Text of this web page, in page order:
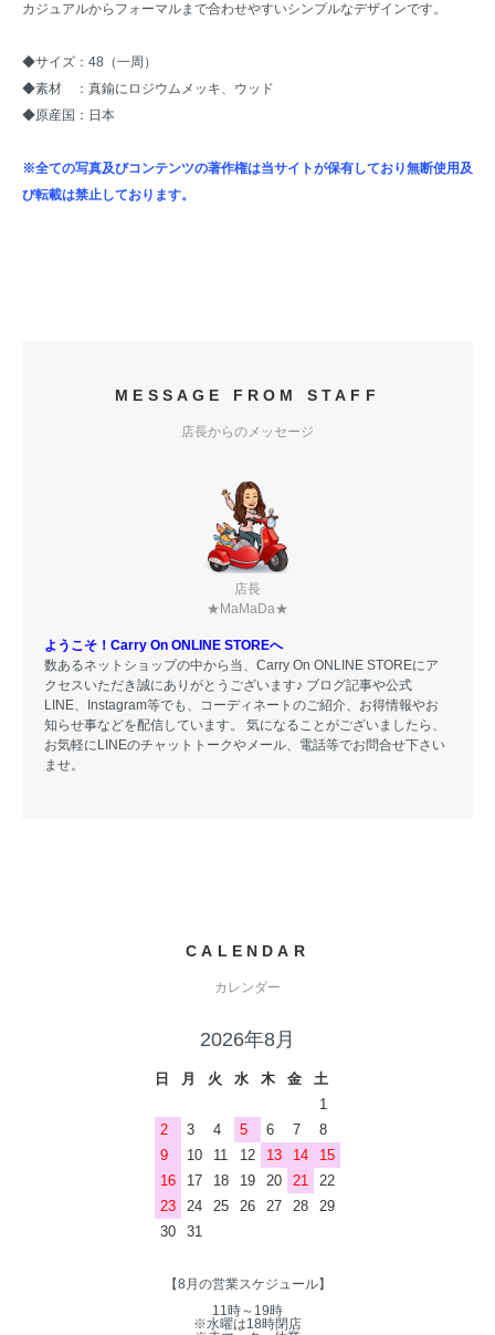
カジュアルからフォーマルまで合わせやすいシンプルなデザインです。
◆サイズ：48（一周）
◆素材 ：真鍮にロジウムメッキ、ウッド
◆原産国：日本
※全ての写真及びコンテンツの著作権は当サイトが保有しており無断使用及
び転載は禁止しております。
MESSAGE FROM STAFF
店長からのメッセージ
店長
★MaMaDa★
ようこそ！Carry On ONLINE STOREへ
数あるネットショップの中から当、Carry On ONLINE STOREにア
クセスいただき誠にありがとうございます♪ ブログ記事や公式
LINE、Instagram等でも、コーディネートのご紹介、お得情報やお
知らせ事などを配信しています。 気になることがございましたら、
お気軽にLINEのチャットトークやメール、電話等でお問合せ下さい
ませ。
CALENDAR
カレンダー
2026年8月
日 月 火 水 木 金
土
1
2
3 4 5 6 7
8
9
10 11 12 13 14
15
16
17 18 19 20 21
22
23
24 25 26 27 28
29
30
31
【8月の営業スケジュール】
11時～19時
※水曜は18時閉店